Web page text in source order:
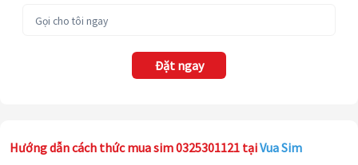
Đặt ngay
Hướng dẫn cách thức mua sim 0325301121 tạiVua Sim